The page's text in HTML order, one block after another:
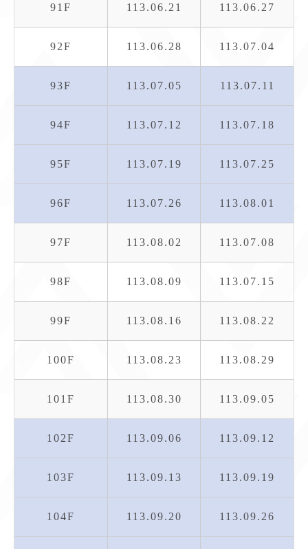
91F 113.06.21 113.06.27
92F 113.06.28 113.07.04
93F 113.07.05 113.07.11
94F 113.07.12 113.07.18
95F 113.07.19 113.07.25
96F 113.07.26 113.08.01
97F 113.08.02 113.07.08
98F 113.08.09 113.07.15
99F 113.08.16 113.08.22
100F 113.08.23 113.08.29
101F 113.08.30 113.09.05
102F 113.09.06 113.09.12
103F 113.09.13 113.09.19
104F 113.09.20 113.09.26